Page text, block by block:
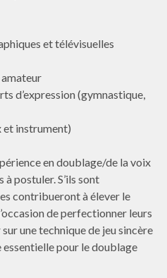
et télévisuelles
d’expression (gymnastique,
et instrument)
en doublage/de la voix
à postuler. S’ils sont
contribueront à élever le
de perfectionner leurs
une technique de jeu sincère
pour le doublage